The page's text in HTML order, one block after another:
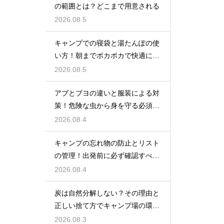
の範囲とは？どこまで用意される
2026.08.5
キャンプでの寝袋と湯たんぽの使
い方！朝までポカポカで快適に眠
る方法
2026.08.5
アブとブヨの違いと服装による対
策！危険な虫から身を守る必須知
識
2026.08.4
キャンプの忘れ物の防止とリスト
の管理！出発前に必ず確認すべき
持ち物
2026.08.4
炭は自然分解しない？その理由と
正しい捨て方でキャンプ場の環境
を守る
2026.08.3